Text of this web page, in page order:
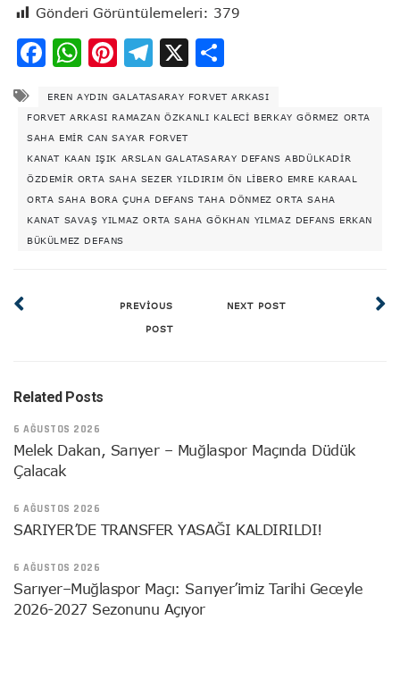
Gönderi Görüntülemeleri: 379
Facebook
WhatsApp
Pinterest
Telegram
X
EREN AYDIN GALATASARAY FORVET ARKASI
FORVET ARKASI RAMAZAN ÖZKANLI KALECI BERKAY GÖRMEZ ORTA
SAHA EMIR CAN SAYAR FORVET
KANAT KAAN IŞIK ARSLAN GALATASARAY DEFANS ABDÜLKADIR
ÖZDEMIR ORTA SAHA SEZER YILDIRIM ÖN LIBERO EMRE KARAAL
ORTA SAHA BORA ÇUHA DEFANS TAHA DÖNMEZ ORTA SAHA
KANAT SAVAŞ YILMAZ ORTA SAHA GÖKHAN YILMAZ DEFANS ERKAN
BÜKÜLMEZ DEFANS
PREVIOUS
POST
NEXT POST
Related Posts
6 AĞUSTOS 2026
Melek Dakan, Sarıyer – Muğlaspor Maçında Düdük
Çalacak
6 AĞUSTOS 2026
SARIYER’DE TRANSFER YASAĞI KALDIRILDI!
6 AĞUSTOS 2026
Sarıyer–Muğlaspor Maçı: Sarıyer’imiz Tarihi Geceyle
2026-2027 Sezonunu Açıyor